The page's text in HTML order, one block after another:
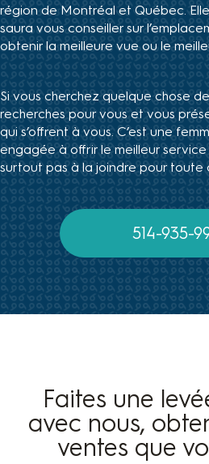
région de Montréal et Québec.
saura vous conseiller sur
obtenir la meilleure vue ou le
Si vous cherchez quelque chose
recherches pour vous et vous
qui s’offrent à vous. C’est une
engagée à offrir le meilleur service
surtout pas à la joindre pour toute
514-935-
Faites une
avec nous,
ventes que